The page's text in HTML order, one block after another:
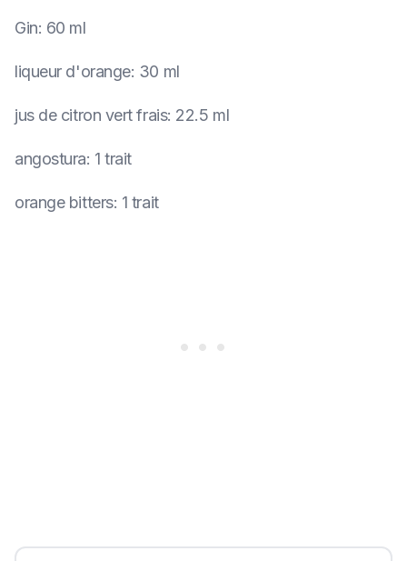
Gin: 60 ml
liqueur d'orange: 30 ml
jus de citron vert frais: 22.5 ml
angostura: 1 trait
orange bitters: 1 trait